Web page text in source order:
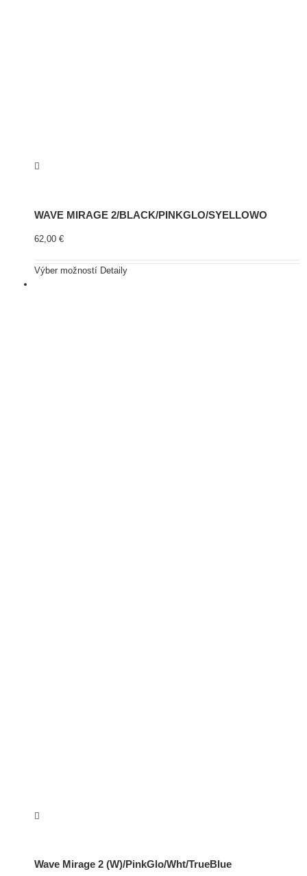
WAVE MIRAGE 2/BLACK/PINKGLO/SYELLOWO
62,00 €
Výber možností Detaily
Wave Mirage 2 (W)/PinkGlo/Wht/TrueBlue